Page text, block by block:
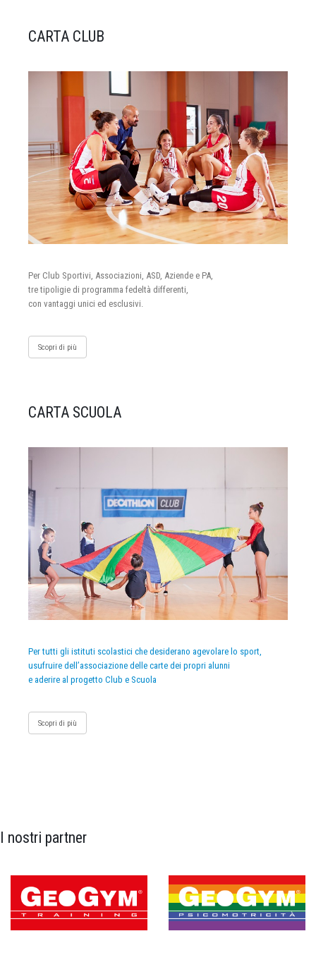
CARTA CLUB
Per Club Sportivi, Associazioni, ASD, Aziende e PA,
tre tipoligie di programma fedeltà differenti,
con vantaggi unici ed esclusivi.
Scopri di più
CARTA SCUOLA
Per tutti gli istituti scolastici che desiderano agevolare lo sport,
usufruire dell’associazione delle carte dei propri alunni
e aderire al progetto Club e Scuola
Scopri di più
I nostri partner